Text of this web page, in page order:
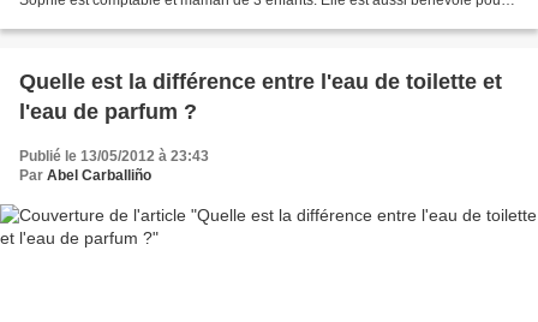
Quelle est la différence entre l'eau de toilette et
l'eau de parfum ?
Publié le 13/05/2012 à 23:43
Par Abel Carballiño